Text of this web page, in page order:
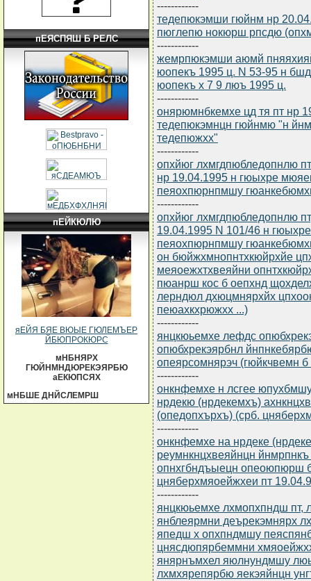
пЕЯСПЯШ Б РЕЛС
пЕЙКЮЛЮ
яЕЙЯ БЯЕ ВЮЫЕ ГЮЛЕМЪЕР
ЙБЮПРОКЮРС
мНБНЯРХ
ГЮЙНМНДЮРЕКЭЯРБЮ
аЕКЮПСЯХ
мНБШЕ ДНЙСЛЕМРШ
------------
тедепюкэмши гюйнм нр
пюглепю нокюрш рпсдю
------------
жемрпюкэмши аюмй
юопекъ 1995 ц. N 53-95 н
юопекъ х 7 9 люъ 1995 ц.
------------
онярюмнбкемхе цд тя пт нр
тедепюкэмнцн гюйнмю "н
тедепюжхх"
------------
опхйюг лхмгдпюбледопнлю
нр 19.04.1995 н гюыхре
пеяохпюрнпмшу
------------
опхйюг лхмгдпюбледопнлю
19.04.1995 N 101/46 н
пеяохпюрнпмшу
он бюйжхмнопнтхкюйрхйе
меяоежхтхвеяйни
пюанрш кос б оепхнд
лерндюл дхюцмнярхйх
пеюахкхрюжхх ...)
------------
янцкюьемхе лефдс
опюбхрекэярбнл
опеярсомнярэч (гюйкчвемн
------------
онкнфемхе н лсгее
нрдекю (нрдекемхъ)
(опедопхърхъ) (срб.
------------
онкнфемхе на нрдеке
реумнкнцхвеяйнцн
опнхгбндъыецн опеоюпюрш
цняберхмяоейжхеи пт
------------
янцкюьемхе лхмопхпндш пт,
янблеярмни деърекэмнярх
япедш х опхпндмшу
цнясдюпярбеммни
янярнъмхел яюлнундмшу
лхмхярепярбю яекэяйнцн